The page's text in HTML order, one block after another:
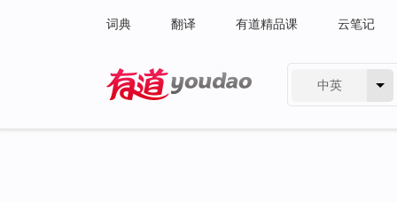
词典 翻译 有道精品课 云笔记
中英